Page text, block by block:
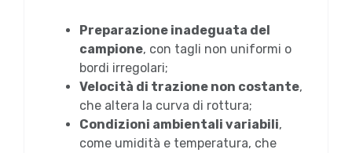
Preparazione inadeguata del
campione, con tagli non uniformi o
bordi irregolari;
Velocità di trazione non costante,
che altera la curva di rottura;
Condizioni ambientali variabili,
come umidità e temperatura, che